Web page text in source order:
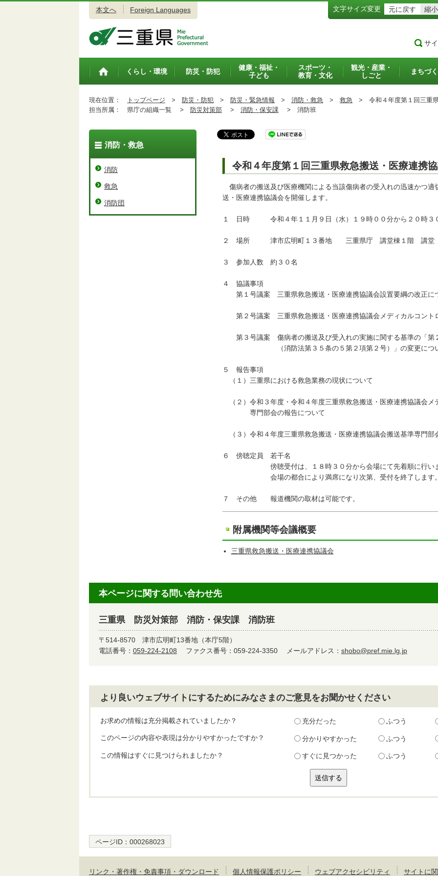
本文へ Foreign Languages 文字サイズ変更 元に戻す 縮小
サ
トップペ
くらし・環境 防災・防犯
健康・福祉・
子ども
スポーツ・
教育・文化
観光・産業・
しごと
まちづ
現在位置： トップページ > 防災・防犯 > 防災・緊急情報 > 消防・救急 > 救急 > 令和４年度第１回三重
担当所属：
県庁の組織一覧 > 防災対策部 > 消防・保安課 > 消防班
令和４年度第１回三重県救急搬送・医療連携
傷病者の搬送及び医療機関による当該傷病者の受入れの迅速かつ適
送・医療連携協議会を開催します。
１ 日時 令和４年１１月９日（水）１９時００分から２０時３
２ 場所 津市広明町１３番地 三重県庁 講堂棟１階 講堂
３ 参加人数 約３０名
４ 協議事項
第１号議案 三重県救急搬送・医療連携協議会設置要綱の改正に
第２号議案 三重県救急搬送・医療連携協議会メディカルコント
第３号議案 傷病者の搬送及び受入れの実施に関する基準の「第
（消防法第３５条の５第２項第２号）」の変更につ
５ 報告事項
（１）三重県における救急業務の現状について
（２）令和３年度・令和４年度三重県救急搬送・医療連携協議会メ
専門部会の報告について
（３）令和４年度三重県救急搬送・医療連携協議会搬送基準専門部
６ 傍聴定員 若干名
傍聴受付は、１８時３０分から会場にて先着順に行い
会場の都合により満席になり次第、受付を終了します
７ その他 報道機関の取材は可能です。
附属機関等会議概要
三重県救急搬送・医療連携協議会
消防・救急
消防
救急
消防団
本ページに関する問い合わせ先
三重県 防災対策部 消防・保安課 消防班
〒514-8570 津市広明町13番地（本庁5階）
電話番号： 059-224-2108 ファクス番号：059-224-3350 メールアドレス： shobo@pref.mie.lg.jp
より良いウェブサイトにするためにみなさまのご意見をお聞かせください
お求めの情報は充分掲載されていましたか？ 充分だった ふつう
このページの内容や表現は分かりやすかったですか？ 分かりやすかった ふつう
この情報はすぐに見つけられましたか？ すぐに見つかった ふつう
ページID： 000268023
リンク・著作権・免責事項・ダウンロード 個人情報保護ポリシー ウェブアクセシビリティ サイトに